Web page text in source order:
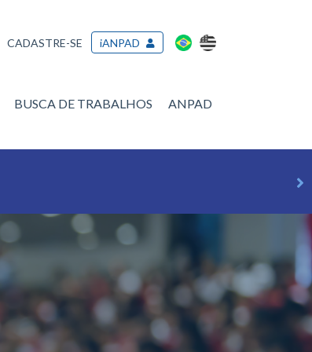
CADASTRE-SE iANPAD
BUSCA DE TRABALHOS ANPAD